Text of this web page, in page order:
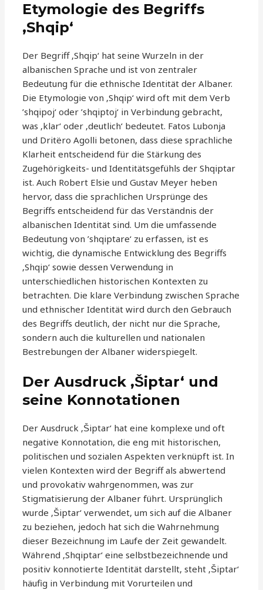
Etymologie des Begriffs
‚Shqip‘
Der Begriff ‚Shqip‘ hat seine Wurzeln in der
albanischen Sprache und ist von zentraler
Bedeutung für die ethnische Identität der Albaner.
Die Etymologie von ‚Shqip‘ wird oft mit dem Verb
’shqipoj‘ oder ’shqiptoj‘ in Verbindung gebracht,
was ‚klar‘ oder ‚deutlich‘ bedeutet. Fatos Lubonja
und Dritëro Agolli betonen, dass diese sprachliche
Klarheit entscheidend für die Stärkung des
Zugehörigkeits- und Identitätsgefühls der Shqiptar
ist. Auch Robert Elsie und Gustav Meyer heben
hervor, dass die sprachlichen Ursprünge des
Begriffs entscheidend für das Verständnis der
albanischen Identität sind. Um die umfassende
Bedeutung von ’shqiptare‘ zu erfassen, ist es
wichtig, die dynamische Entwicklung des Begriffs
‚Shqip‘ sowie dessen Verwendung in
unterschiedlichen historischen Kontexten zu
betrachten. Die klare Verbindung zwischen Sprache
und ethnischer Identität wird durch den Gebrauch
des Begriffs deutlich, der nicht nur die Sprache,
sondern auch die kulturellen und nationalen
Bestrebungen der Albaner widerspiegelt.
Der Ausdruck ‚Šiptar‘ und
seine Konnotationen
Der Ausdruck ‚Šiptar‘ hat eine komplexe und oft
negative Konnotation, die eng mit historischen,
politischen und sozialen Aspekten verknüpft ist. In
vielen Kontexten wird der Begriff als abwertend
und provokativ wahrgenommen, was zur
Stigmatisierung der Albaner führt. Ursprünglich
wurde ‚Šiptar‘ verwendet, um sich auf die Albaner
zu beziehen, jedoch hat sich die Wahrnehmung
dieser Bezeichnung im Laufe der Zeit gewandelt.
Während ‚Shqiptar‘ eine selbstbezeichnende und
positiv konnotierte Identität darstellt, steht ‚Šiptar‘
häufig in Verbindung mit Vorurteilen und